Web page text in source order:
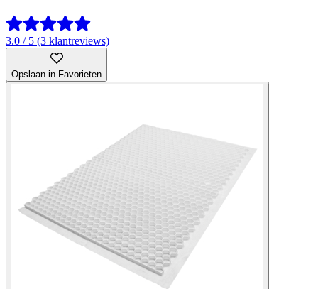
3.0 / 5 (3 klantreviews)
Opslaan in Favorieten